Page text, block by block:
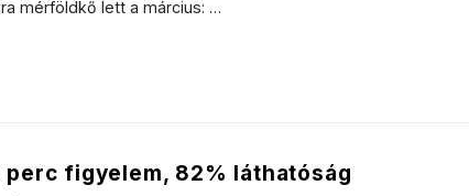
mérföldkő lett a március: …
perc figyelem, 82% láthatóság